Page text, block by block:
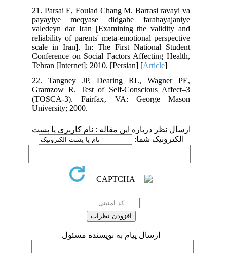
21. Parsai E, Foulad Chang M. Barrasi ravayi va
payayiye meqyase didgahe farahayajaniye
valedeyn dar Iran [Examining the validity and
reliability of parents' meta-emotional perspective
scale in Iran]. In: The First National Student
Conference on Social Factors Affecting Health,
Tehran [Internet]; 2010. [Persian] [Article
22. Tangney JP, Dearing RL, Wagner PE,
Gramzow R. Test of Self-Conscious Affect–3
(TOSCA-3). Fairfax‚ VA: George Mason
University; 2000.
ارسال نظر درباره این مقاله : نام کاربری یا پست
الکترونیک شما:
ارسال پیام به نویسنده مسئول